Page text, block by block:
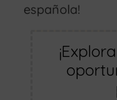
española!